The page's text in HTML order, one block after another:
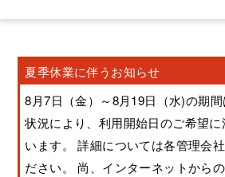
夏季休業に伴うお知らせ
8月7日（金）～8月19日（水)の期
状況により、利用開始日のご希望
います。 詳細については各管理会
ださい。 尚、インターネットから